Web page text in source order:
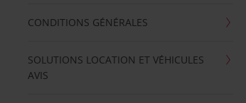
CONDITIONS GÉNÉRALES
SOLUTIONS LOCATION ET VÉHICULES
AVIS